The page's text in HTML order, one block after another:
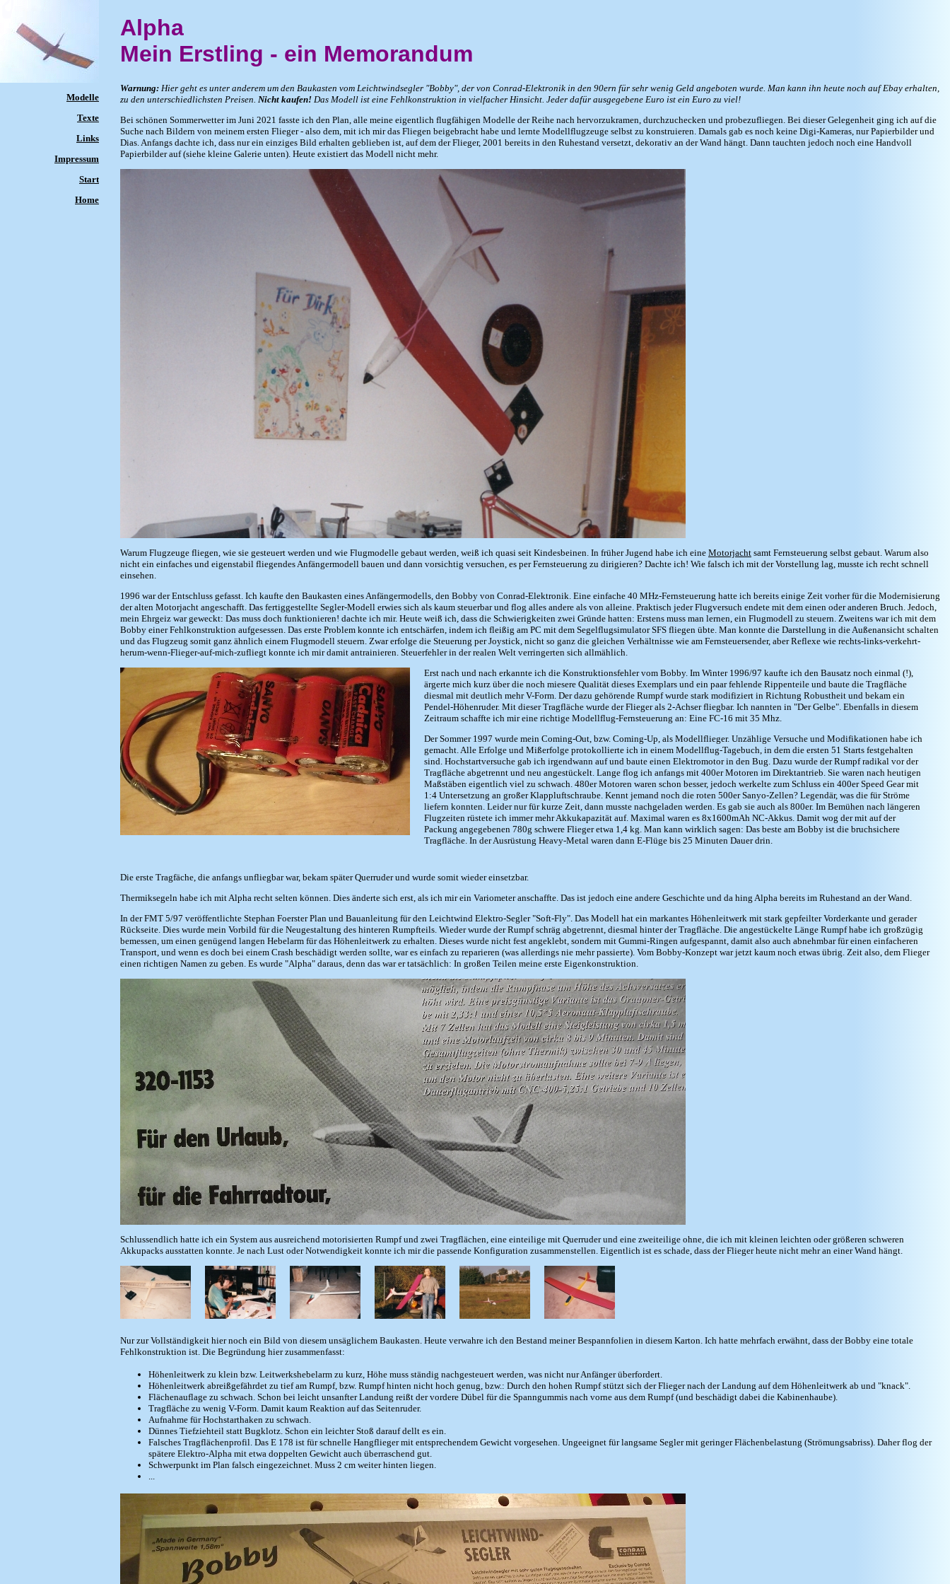
Modelle
Texte
Links
Impressum
Start
Home
Alpha
Mein Erstling - ein Memorandum
Warnung: Hier geht es unter anderem um den Baukasten vom Leichtwindsegler "Bobby", der von Conrad-Elektronik in den 90ern für sehr wenig Geld angeboten wurde. Man kann ihn heute noch auf Ebay erhalten,
zu den unterschiedlichsten Preisen. Nicht kaufen! Das Modell ist eine Fehlkonstruktion in vielfacher Hinsicht. Jeder dafür ausgegebene Euro ist ein Euro zu viel!
Bei schönen Sommerwetter im Juni 2021 fasste ich den Plan, alle meine eigentlich flugfähigen Modelle der Reihe nach hervorzukramen, durchzuchecken und probezufliegen. Bei dieser Gelegenheit ging ich auf die
Suche nach Bildern von meinem ersten Flieger - also dem, mit ich mir das Fliegen beigebracht habe und lernte Modellflugzeuge selbst zu konstruieren. Damals gab es noch keine Digi-Kameras, nur Papierbilder und
Dias. Anfangs dachte ich, dass nur ein einziges Bild erhalten geblieben ist, auf dem der Flieger, 2001 bereits in den Ruhestand versetzt, dekorativ an der Wand hängt. Dann tauchten jedoch noch eine Handvoll
Papierbilder auf (siehe kleine Galerie unten). Heute existiert das Modell nicht mehr.
Warum Flugzeuge fliegen, wie sie gesteuert werden und wie Flugmodelle gebaut werden, weiß ich quasi seit Kindesbeinen. In früher Jugend habe ich eine Motorjacht samt Fernsteuerung selbst gebaut. Warum also
nicht ein einfaches und eigenstabil fliegendes Anfängermodell bauen und dann vorsichtig versuchen, es per Fernsteuerung zu dirigieren? Dachte ich! Wie falsch ich mit der Vorstellung lag, musste ich recht schnell
einsehen.
1996 war der Entschluss gefasst. Ich kaufte den Baukasten eines Anfängermodells, den Bobby von Conrad-Elektronik. Eine einfache 40 MHz-Fernsteuerung hatte ich bereits einige Zeit vorher für die Modernisierung
der alten Motorjacht angeschafft. Das fertiggestellte Segler-Modell erwies sich als kaum steuerbar und flog alles andere als von alleine. Praktisch jeder Flugversuch endete mit dem einen oder anderen Bruch. Jedoch,
mein Ehrgeiz war geweckt: Das muss doch funktionieren! dachte ich mir. Heute weiß ich, dass die Schwierigkeiten zwei Gründe hatten: Erstens muss man lernen, ein Flugmodell zu steuern. Zweitens war ich mit dem
Bobby einer Fehlkonstruktion aufgesessen. Das erste Problem konnte ich entschärfen, indem ich fleißig am PC mit dem Segelflugsimulator SFS fliegen übte. Man konnte die Darstellung in die Außenansicht schalten
und das Flugzeug somit ganz ähnlich einem Flugmodell steuern. Zwar erfolge die Steuerung per Joystick, nicht so ganz die gleichen Verhältnisse wie am Fernsteuersender, aber Reflexe wie rechts-links-verkehrt-
herum-wenn-Flieger-auf-mich-zufliegt konnte ich mir damit antrainieren. Steuerfehler in der realen Welt verringerten sich allmählich.
Erst nach und nach erkannte ich die Konstruktionsfehler vom Bobby. Im Winter 1996/97 kaufte ich den Bausatz noch einmal (!),
ärgerte mich kurz über die noch miesere Qualität dieses Exemplars und ein paar fehlende Rippenteile und baute die Tragfläche
diesmal mit deutlich mehr V-Form. Der dazu gehörende Rumpf wurde stark modifiziert in Richtung Robustheit und bekam ein
Pendel-Höhenruder. Mit dieser Tragfläche wurde der Flieger als 2-Achser fliegbar. Ich nannten in "Der Gelbe". Ebenfalls in diesem
Zeitraum schaffte ich mir eine richtige Modellflug-Fernsteuerung an: Eine FC-16 mit 35 Mhz.
Der Sommer 1997 wurde mein Coming-Out, bzw. Coming-Up, als Modellflieger. Unzählige Versuche und Modifikationen habe ich
gemacht. Alle Erfolge und Mißerfolge protokollierte ich in einem Modellflug-Tagebuch, in dem die ersten 51 Starts festgehalten
sind. Hochstartversuche gab ich irgendwann auf und baute einen Elektromotor in den Bug. Dazu wurde der Rumpf radikal vor der
Tragfläche abgetrennt und neu angestückelt. Lange flog ich anfangs mit 400er Motoren im Direktantrieb. Sie waren nach heutigen
Maßstäben eigentlich viel zu schwach. 480er Motoren waren schon besser, jedoch werkelte zum Schluss ein 400er Speed Gear mit
1:4 Untersetzung an großer Klappluftschraube. Kennt jemand noch die roten 500er Sanyo-Zellen? Legendär, was die für Ströme
liefern konnten. Leider nur für kurze Zeit, dann musste nachgeladen werden. Es gab sie auch als 800er. Im Bemühen nach längeren
Flugzeiten rüstete ich immer mehr Akkukapazität auf. Maximal waren es 8x1600mAh NC-Akkus. Damit wog der mit auf der
Packung angegebenen 780g schwere Flieger etwa 1,4 kg. Man kann wirklich sagen: Das beste am Bobby ist die bruchsichere
Tragfläche. In der Ausrüstung Heavy-Metal waren dann E-Flüge bis 25 Minuten Dauer drin.
Die erste Tragfäche, die anfangs unfliegbar war, bekam später Querruder und wurde somit wieder einsetzbar.
Thermiksegeln habe ich mit Alpha recht selten können. Dies änderte sich erst, als ich mir ein Variometer anschaffte. Das ist jedoch eine andere Geschichte und da hing Alpha bereits im Ruhestand an der Wand.
In der FMT 5/97 veröffentlichte Stephan Foerster Plan und Bauanleitung für den Leichtwind Elektro-Segler "Soft-Fly". Das Modell hat ein markantes Höhenleitwerk mit stark gepfeilter Vorderkante und gerader
Rückseite. Dies wurde mein Vorbild für die Neugestaltung des hinteren Rumpfteils. Wieder wurde der Rumpf schräg abgetrennt, diesmal hinter der Tragfläche. Die angestückelte Länge Rumpf habe ich großzügig
bemessen, um einen genügend langen Hebelarm für das Höhenleitwerk zu erhalten. Dieses wurde nicht fest angeklebt, sondern mit Gummi-Ringen aufgespannt, damit also auch abnehmbar für einen einfacheren
Transport, und wenn es doch bei einem Crash beschädigt werden sollte, war es einfach zu reparieren (was allerdings nie mehr passierte). Vom Bobby-Konzept war jetzt kaum noch etwas übrig. Zeit also, dem Flieger
einen richtigen Namen zu geben. Es wurde "Alpha" daraus, denn das war er tatsächlich: In großen Teilen meine erste Eigenkonstruktion.
Schlussendlich hatte ich ein System aus ausreichend motorisierten Rumpf und zwei Tragflächen, eine einteilige mit Querruder und eine zweiteilige ohne, die ich mit kleinen leichten oder größeren schweren
Akkupacks ausstatten konnte. Je nach Lust oder Notwendigkeit konnte ich mir die passende Konfiguration zusammenstellen. Eigentlich ist es schade, dass der Flieger heute nicht mehr an einer Wand hängt.
Nur zur Vollständigkeit hier noch ein Bild von diesem unsäglichem Baukasten. Heute verwahre ich den Bestand meiner Bespannfolien in diesem Karton. Ich hatte mehrfach erwähnt, dass der Bobby eine totale
Fehlkonstruktion ist. Die Begründung hier zusammenfasst:
Höhenleitwerk zu klein bzw. Leitwerkshebelarm zu kurz, Höhe muss ständig nachgesteuert werden, was nicht nur Anfänger überfordert.
Höhenleitwerk abreißgefährdet zu tief am Rumpf, bzw. Rumpf hinten nicht hoch genug, bzw.: Durch den hohen Rumpf stützt sich der Flieger nach der Landung auf dem Höhenleitwerk ab und "knack".
Flächenauflage zu schwach. Schon bei leicht unsanfter Landung reißt der vordere Dübel für die Spanngummis nach vorne aus dem Rumpf (und beschädigt dabei die Kabinenhaube).
Tragfläche zu wenig V-Form. Damit kaum Reaktion auf das Seitenruder.
Aufnahme für Hochstarthaken zu schwach.
Dünnes Tiefziehteil statt Bugklotz. Schon ein leichter Stoß darauf dellt es ein.
Falsches Tragflächenprofil. Das E 178 ist für schnelle Hangflieger mit entsprechendem Gewicht vorgesehen. Ungeeignet für langsame Segler mit geringer Flächenbelastung (Strömungsabriss). Daher flog der
spätere Elektro-Alpha mit etwa doppelten Gewicht auch überraschend gut.
Schwerpunkt im Plan falsch eingezeichnet. Muss 2 cm weiter hinten liegen.